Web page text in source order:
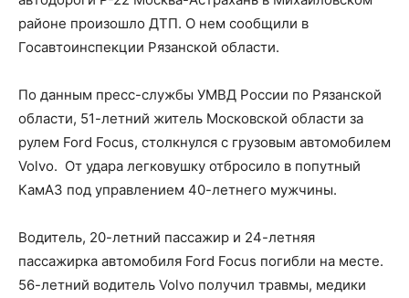
районе произошло ДТП. О нем сообщили в
Госавтоинспекции Рязанской области.
По данным пресс-службы УМВД России по Рязанской
области, 51-летний житель Московской области за
рулем Ford Focus, столкнулся с грузовым автомобилем
Volvo. От удара легковушку отбросило в попутный
КамАЗ под управлением 40-летнего мужчины.
Водитель, 20-летний пассажир и 24-летняя
пассажирка автомобиля Ford Focus погибли на месте.
56-летний водитель Volvo получил травмы, медики